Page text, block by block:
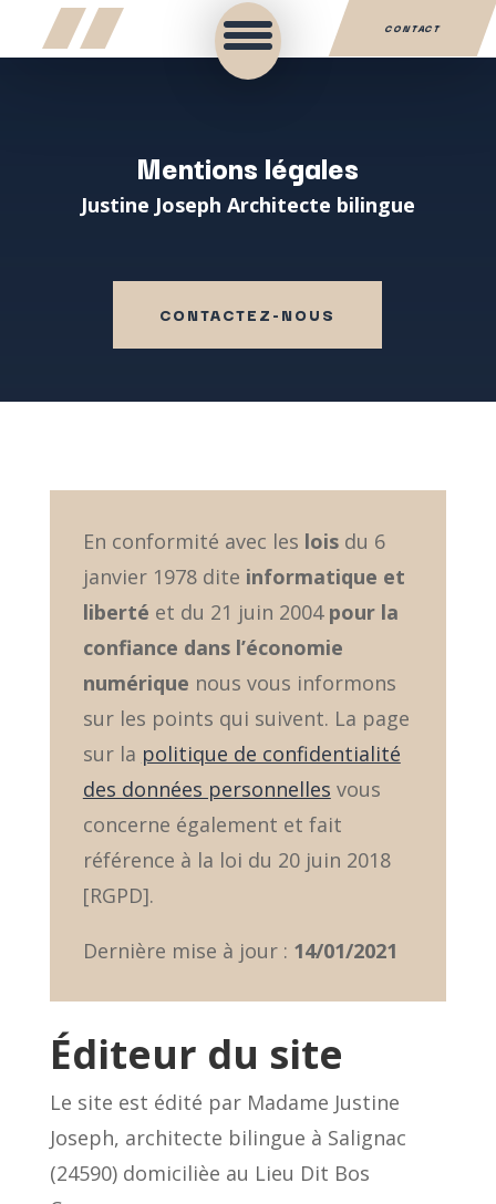
CONTACT
Mentions légales
Justine Joseph Architecte bilingue
CONTACTEZ-NOUS
En conformité avec les loisdu 6
janvier 1978 dite informatique et
liberté et du 21 juin 2004 pour la
confiance dans l’économie
numérique nous vous informons
sur les points qui suivent. La page
sur la politique de confidentialité
des données personnelles vous
concerne également et fait
référence à la loi du 20 juin 2018
[RGPD].
Dernière mise à jour : 14/01/2021
Éditeur du site
Le site est édité par Madame Justine
Joseph, architecte bilingue à Salignac
(24590) domicilièe au Lieu Dit Bos